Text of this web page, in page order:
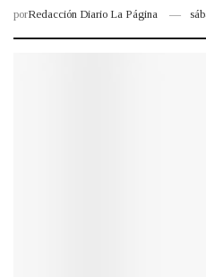
porRedacción Diario La Página